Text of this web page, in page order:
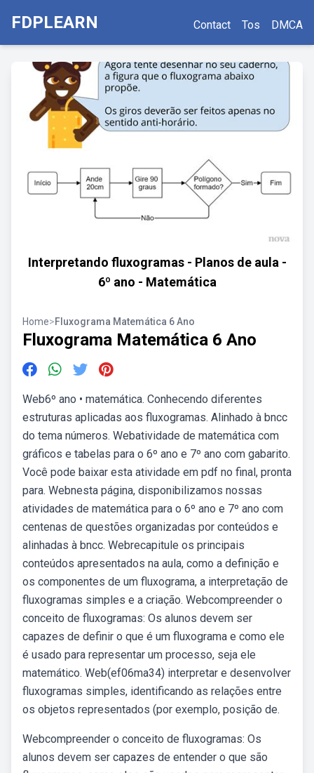
FDPLEARN Contact Tos DMCA
Interpretando fluxogramas - Planos de aula -
6º ano - Matemática
Home>Fluxograma Matemática 6 Ano
Fluxograma Matemática 6 Ano
Web6º ano • matemática. Conhecendo diferentes
estruturas aplicadas aos fluxogramas. Alinhado à bncc
do tema números. Webatividade de matemática com
gráficos e tabelas para o 6º ano e 7º ano com gabarito.
Você pode baixar esta atividade em pdf no final, pronta
para. Webnesta página, disponibilizamos nossas
atividades de matemática para o 6º ano e 7º ano com
centenas de questões organizadas por conteúdos e
alinhadas à bncc. Webrecapitule os principais
conteúdos apresentados na aula, como a definição e
os componentes de um fluxograma, a interpretação de
fluxogramas simples e a criação. Webcompreender o
conceito de fluxogramas: Os alunos devem ser
capazes de definir o que é um fluxograma e como ele
é usado para representar um processo, seja ele
matemático. Web(ef06ma34) interpretar e desenvolver
fluxogramas simples, identificando as relações entre
os objetos representados (por exemplo, posição de.
Webcompreender o conceito de fluxogramas: Os
alunos devem ser capazes de entender o que são